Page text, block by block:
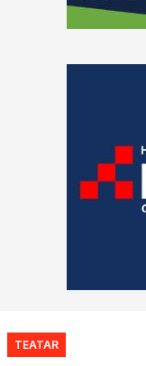
TEATAR